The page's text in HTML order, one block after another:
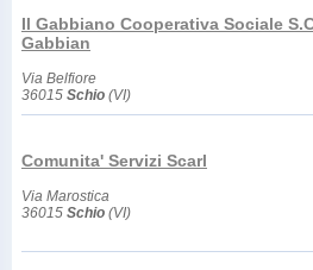
Il Gabbiano Cooperativa Sociale
Gabbian
Via Belfiore
36015 Schio (VI)
Comunita' Servizi Scarl
Via Marostica
36015 Schio (VI)